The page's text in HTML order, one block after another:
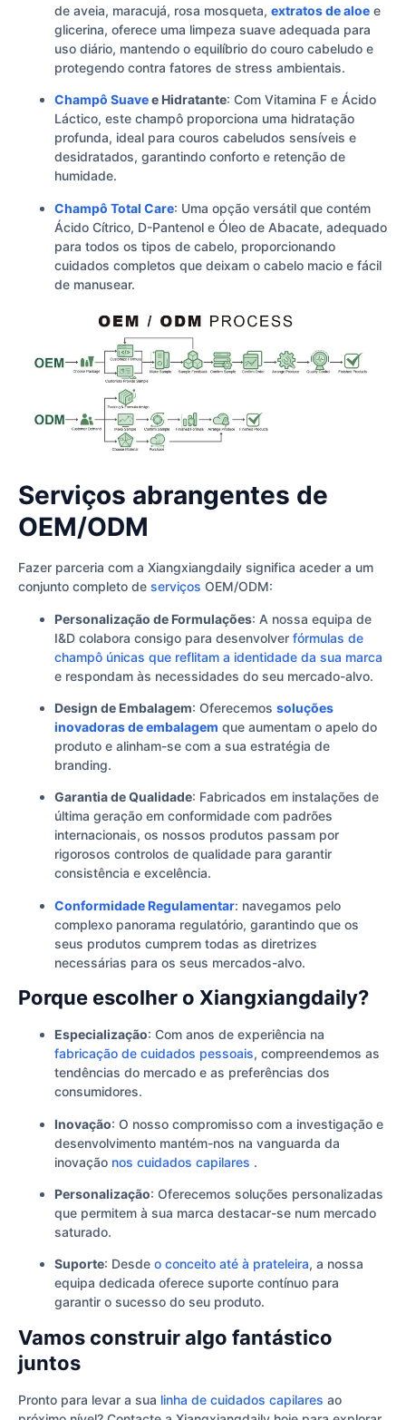
de aveia, maracujá, rosa mosqueta, extratos de aloe e
glicerina, oferece uma limpeza suave adequada para
uso diário, mantendo o equilíbrio do couro cabeludo e
protegendo contra fatores de stress ambientais.
Champô Suavee Hidratante: Com Vitamina F e Ácido
Láctico, este champô proporciona uma hidratação
profunda, ideal para couros cabeludos sensíveis e
desidratados, garantindo conforto e retenção de
humidade.
Champô Total Care: Uma opção versátil que contém
Ácido Cítrico, D-Pantenol e Óleo de Abacate, adequado
para todos os tipos de cabelo, proporcionando
cuidados completos que deixam o cabelo macio e fácil
de manusear.
Serviços abrangentes de
OEM/ODM
Fazer parceria com a Xiangxiangdaily significa aceder a um
conjunto completo de serviços OEM/ODM:
Personalização de Formulações: A nossa equipa de
I&D colabora consigo para desenvolver fórmulas de
champô únicas que reflitam a identidade da sua marca
e respondam às necessidades do seu mercado-alvo.
Design de Embalagem: Oferecemos soluções
inovadoras de embalagem que aumentam o apelo do
produto e alinham-se com a sua estratégia de
branding.
Garantia de Qualidade: Fabricados em instalações de
última geração em conformidade com padrões
internacionais, os nossos produtos passam por
rigorosos controlos de qualidade para garantir
consistência e excelência.
Conformidade Regulamentar: navegamos pelo
complexo panorama regulatório, garantindo que os
seus produtos cumprem todas as diretrizes
necessárias para os seus mercados-alvo.
Porque escolher o Xiangxiangdaily?
Especialização: Com anos de experiência na
fabricação de cuidados pessoais, compreendemos as
tendências do mercado e as preferências dos
consumidores.
Inovação: O nosso compromisso com a investigação e
desenvolvimento mantém-nos na vanguarda da
inovação nos cuidados capilares .
Personalização: Oferecemos soluções personalizadas
que permitem à sua marca destacar-se num mercado
saturado.
Suporte: Desde o conceito até à prateleira, a nossa
equipa dedicada oferece suporte contínuo para
garantir o sucesso do seu produto.
Vamos construir algo fantástico
juntos
Pronto para levar a sua linha de cuidados capilares ao